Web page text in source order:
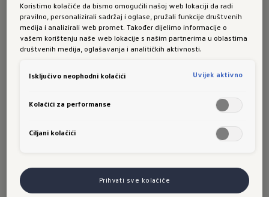
Zaslužuje
pogledesvaki
put iznova
brzine i kilometraže? Ili i druge podatke o vožnji?
Ili navigacijske podatke? Ili naslov pjesme koju
Koristimo kolačiće da bismo omogućili našoj web lokaciji da radi
pravilno, personalizirali sadržaj i oglase, pružali funkcije društvenih
medija i analizirali web promet. Također dijelimo informacije o
vašem korištenju naše web lokacije s našim partnerima u oblastima
društvenih medija, oglašavanja i analitičkih aktivnosti.
Isključivo neophodni kolačići Uvijek aktivno
Kolačići za performanse
Ciljani kolačići
Prihvati sve kolačiće